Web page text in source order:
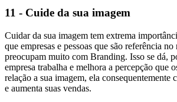
11 - Cuide da sua imagem
Cuidar da sua imagem tem extrema
que empresas e pessoas que são referência no
preocupam muito com Branding. Isso se dá,
empresa trabalha e melhora a percepção que
relação a sua imagem, ela consequentemente
e aumenta suas vendas.